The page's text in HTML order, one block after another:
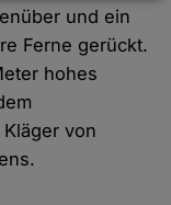
und ein
Ferne gerückt.
hohes
von